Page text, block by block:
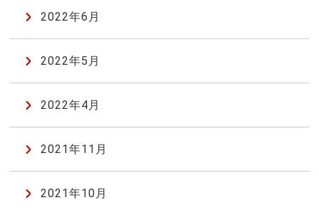
2022年6月
2022年5月
2022年4月
2021年11月
2021年10月